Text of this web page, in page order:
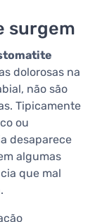
surgem
dolorosas na
não são
Tipicamente
ou
desaparece
algumas
que mal